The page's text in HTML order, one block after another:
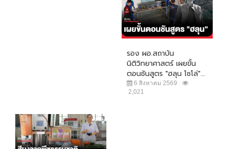
รอง ผอ.สถาบัน
นิติวิทยาศาสตร์ เผยขั้น
ตอนชันสูตร "ฮลุน โซโล่"...
6 สิงหาคม 2569
2,021